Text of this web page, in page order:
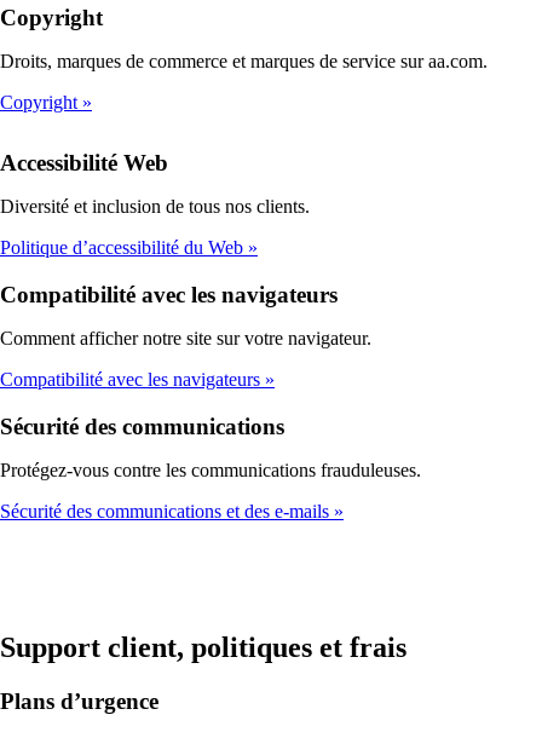
Copyright
Droits, marques de commerce et marques de service sur aa.com.
Copyright
Accessibilité Web
Diversité et inclusion de tous nos clients.
Politique d’accessibilité du Web
Compatibilité avec les navigateurs
Comment afficher notre site sur votre navigateur.
Compatibilité avec les navigateurs
Sécurité des communications
Protégez-vous contre les communications frauduleuses.
Sécurité des communications et des e-mails
Support client, politiques et frais
Plans d’urgence